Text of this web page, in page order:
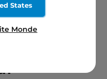
States
Monde